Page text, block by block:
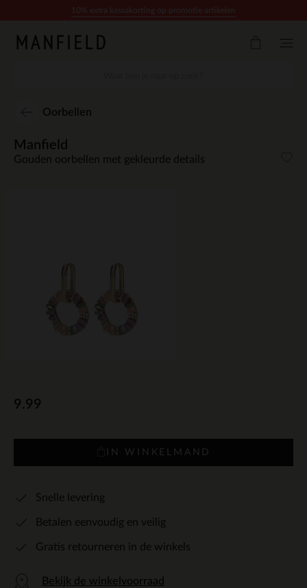
Oorbellen
Manfield
Gouden oorbellen met gekleurde details
9.99
IN WINKELMAND
Snelle levering
Betalen eenvoudig en veilig
Gratis retourneren in de winkels
Bekijk de winkelvoorraad